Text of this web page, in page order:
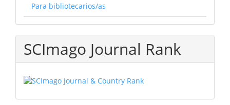
Para bibliotecarios/as
SCImago Journal Rank